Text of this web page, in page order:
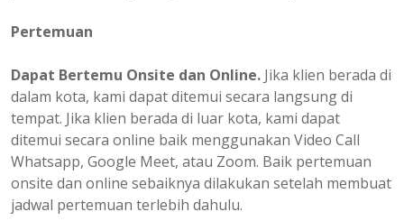
Pertemuan
Dapat Bertemu Onsite dan Online. Jika klien berada di
dalam kota, kami dapat ditemui secara langsung di
tempat. Jika klien berada di luar kota, kami dapat
ditemui secara online baik menggunakan Video Call
Whatsapp, Google Meet, atau Zoom. Baik pertemuan
onsite dan online sebaiknya dilakukan setelah membuat
jadwal pertemuan terlebih dahulu.